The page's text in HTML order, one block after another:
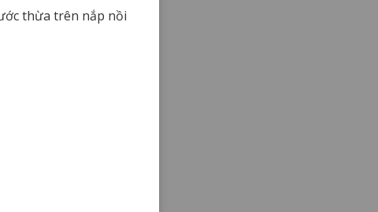
thừa trên nắp nồi